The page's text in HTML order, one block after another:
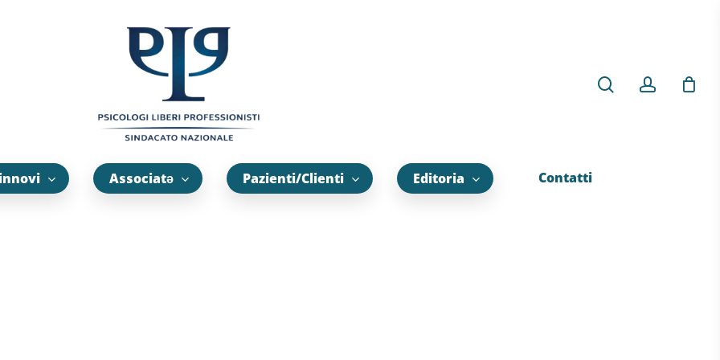
Associatə Pazienti/Clienti Editoria Contatti